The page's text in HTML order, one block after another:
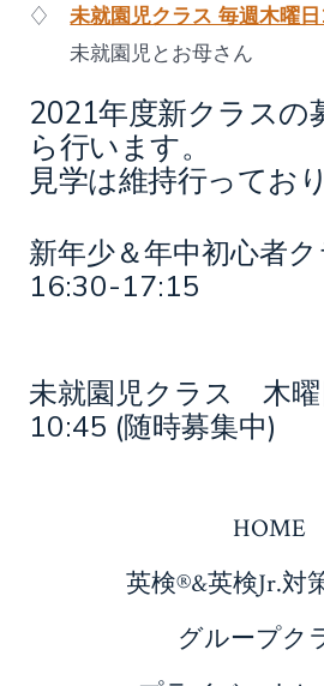
♢未就園児クラス 毎週木曜
未就園児とお母さん
2021年度新クラスの
ら行います。
見学は維持行ってお
新年少＆年中初心者
16:30-17:15
未就園児クラス 木
10:45 (随時募集中)
HOME
英検®&英検Jr.対
グループク